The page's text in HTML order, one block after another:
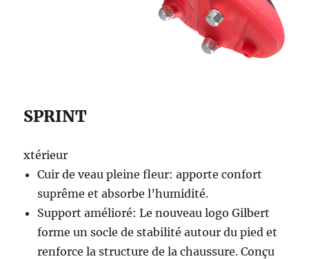
SPRINT
xtérieur
Cuir de veau pleine fleur: apporte confort
suprême et absorbe l’humidité.
Support amélioré: Le nouveau logo Gilbert
forme un socle de stabilité autour du pied et
renforce la structure de la chaussure. Conçu